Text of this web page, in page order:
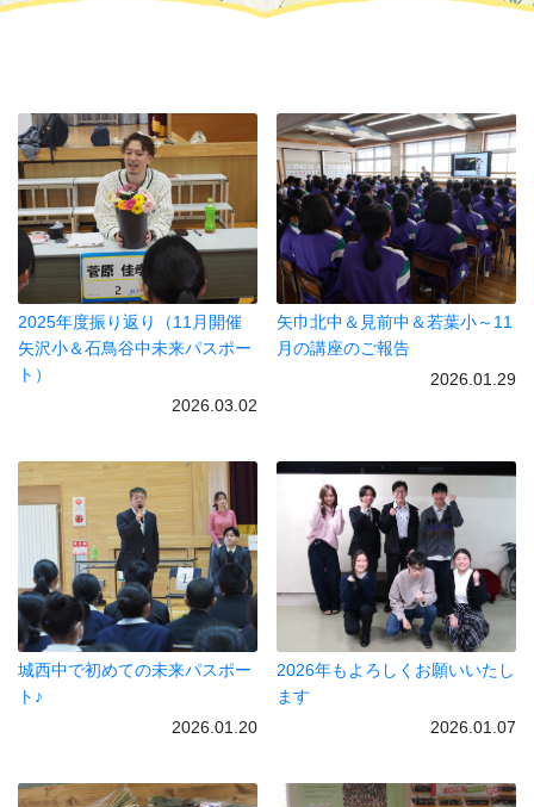
2025年度振り返り（11月開催
矢沢小＆石鳥谷中未来パスポー
ト）
2026.03.02
矢巾北中＆見前中＆若葉小～11
月の講座のご報告
2026.01.29
城西中で初めての未来パスポー
ト♪
2026.01.20
2026年もよろしくお願いいたし
ます
2026.01.07